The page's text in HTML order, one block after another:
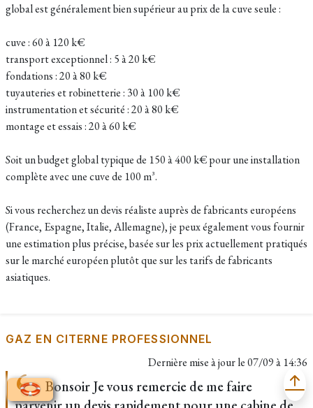
global est généralement bien supérieur au prix de la cuve seule :
cuve : 60 à 120 k€
transport exceptionnel : 5 à 20 k€
fondations : 20 à 80 k€
tuyauteries et robinetterie : 30 à 100 k€
instrumentation et sécurité : 20 à 80 k€
montage et essais : 20 à 60 k€
Soit un budget global typique de 150 à 400 k€ pour une installation
complète avec une cuve de 100 m³.
Si vous recherchez un devis réaliste auprès de fabricants européens
(France, Espagne, Italie, Allemagne), je peux également vous fournir
une estimation plus précise, basée sur les prix actuellement pratiqués
sur le marché européen plutôt que sur les tarifs de fabricants
asiatiques.
GAZ EN CITERNE PROFESSIONNEL
Dernière mise à jour le07/09 à 14:36
Bonsoir Je vous remercie de me faire